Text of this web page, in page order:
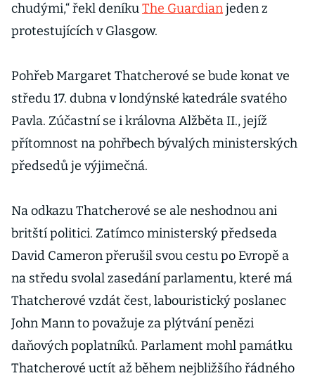
chudými,“ řekl deníkuThe Guardianjeden z
protestujících v Glasgow.
Pohřeb Margaret Thatcherové se bude konat ve
středu 17. dubna v londýnské katedrále svatého
Pavla. Zúčastní se i královna Alžběta II., jejíž
přítomnost na pohřbech bývalých ministerských
předsedů je výjimečná.
Na odkazu Thatcherové se ale neshodnou ani
britští politici. Zatímco ministerský předseda
David Cameron přerušil svou cestu po Evropě a
na středu svolal zasedání parlamentu, které má
Thatcherové vzdát čest, labouristický poslanec
John Mann to považuje za plýtvání penězi
daňových poplatníků. Parlament mohl památku
Thatcherové uctít až během nejbližšího řádného